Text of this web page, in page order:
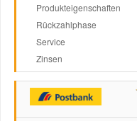
Produkteigenschaften
Rückzahlphase
Service
Zinsen